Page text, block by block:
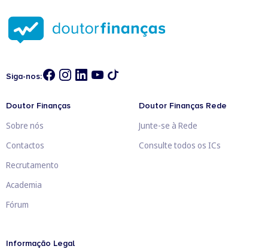
Siga-nos:
Doutor Finanças
Sobre nós
Contactos
Recrutamento
Academia
Fórum
Doutor Finanças Rede
Junte-se à Rede
Consulte todos os ICs
Informação Legal